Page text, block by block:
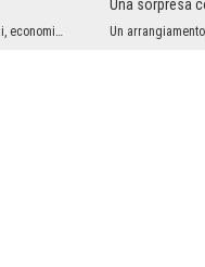
Gli interni moderni sono solitamente spaziosi, economici, impreziositi da gadget digitali e - pur...
Una sorpresa